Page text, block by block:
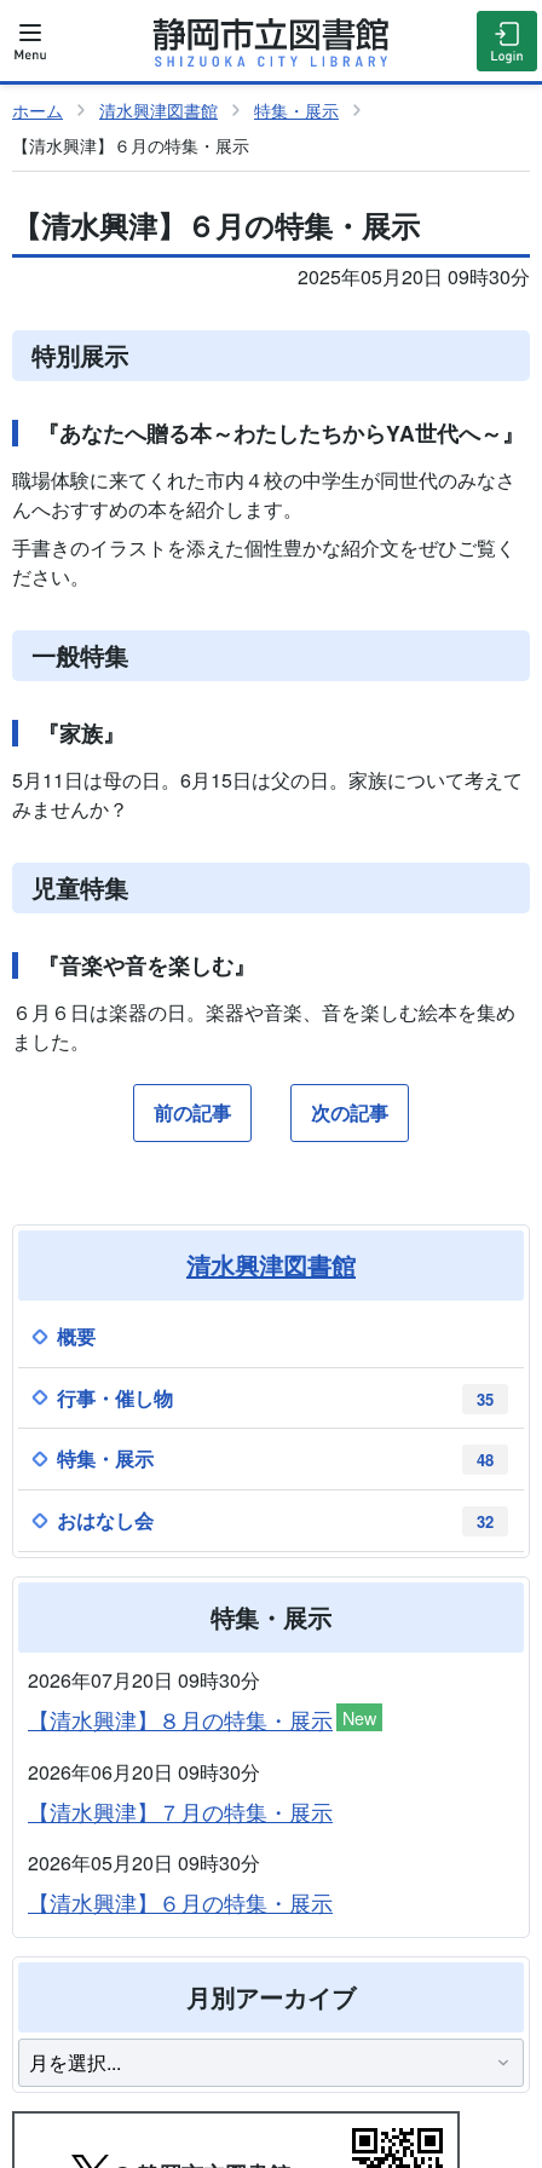
ホーム 清水興津図書館
特集・展示
【清水興津】６月の特集・展示
【清水興津】６月の特集・展示
2025年05月20日 09時30分
特別展示
『あなたへ贈る本～わたしたちからYA世代へ～』
職場体験に来てくれた市内４校の中学生が同世代のみなさ
んへおすすめの本を紹介します。
手書きのイラストを添えた個性豊かな紹介文をぜひご覧く
ださい。
一般特集
『家族』
5月11 日は母の日。 6月15日は父の日。家族について考えて
みませんか？
児童特集
『音楽や音を楽しむ』
６月６日は楽器の日。楽器や音楽、音を楽しむ絵本を集め
ました。
前の記事 次の記事
清水興津図書館
概要
35
行事・催し物
48
特集・展示
32
おはなし会
特集・展示
2026年07月20日 09時30分
【清水興津】８月の特集・展示 New
2026年06月20日 09時30分
【清水興津】７月の特集・展示
2026年05月20日 09時30分
【清水興津】６月の特集・展示
月別アーカイブ